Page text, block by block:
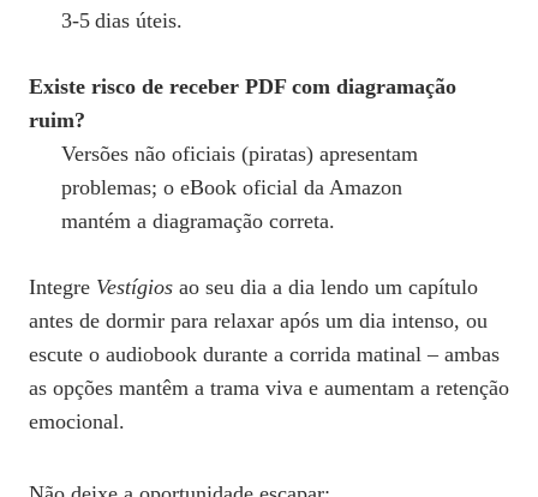
3‑5 dias úteis.
Existe risco de receber PDF com diagramação
ruim?
Versões não oficiais (piratas) apresentam
problemas; o eBook oficial da Amazon
mantém a diagramação correta.
Integre Vestígios ao seu dia a dia lendo um capítulo
antes de dormir para relaxar após um dia intenso, ou
escute o audiobook durante a corrida matinal – ambas
as opções mantêm a trama viva e aumentam a retenção
emocional.